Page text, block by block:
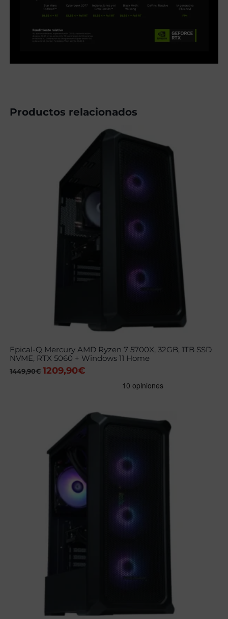
Productos relacionados
Epical-Q Mercury AMD Ryzen 7 5700X, 32GB, 1TB SSD
NVME, RTX 5060 + Windows 11 Home
1449,90€ El
1209,90€